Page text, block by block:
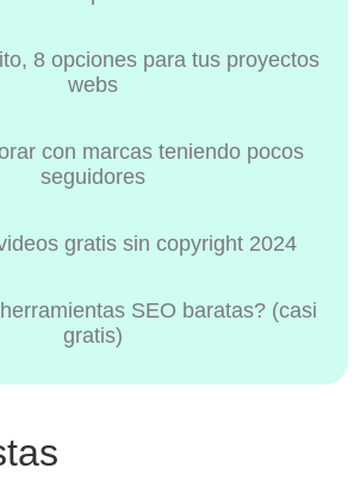
8 opciones para tus proyectos
webs
con marcas teniendo pocos
seguidores
gratis sin copyright 2024
SEO baratas? (casi
gratis)